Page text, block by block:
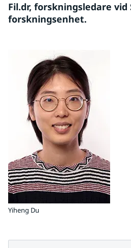
Fil.dr, forskningsledare
forskningsenhet.
Yiheng Du